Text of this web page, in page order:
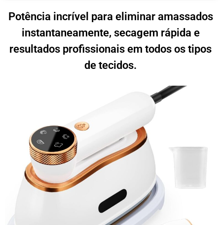
Potência incrível para eliminar amassados
instantaneamente, secagem rápida e
resultados profissionais em todos os tipos
de tecidos.